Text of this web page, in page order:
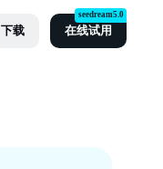
下载 在线试用
seedream5.0